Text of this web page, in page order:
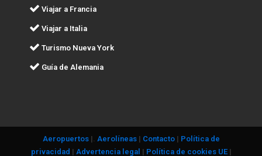
Viajar a Francia
Viajar a Italia
Turismo Nueva York
Guía de Alemania
Aeropuertos|. Aerolíneas| Contacto| Política de
privacidad | Advertencia legal | Política de cookies UE|